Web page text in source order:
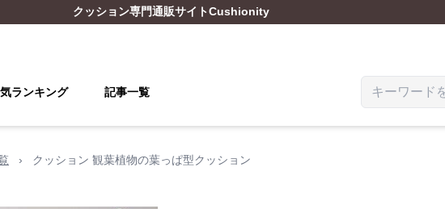
クッション専門通販サイトCushionity
ランキング 記事一覧
› クッション 観葉植物の葉っぱ型クッション